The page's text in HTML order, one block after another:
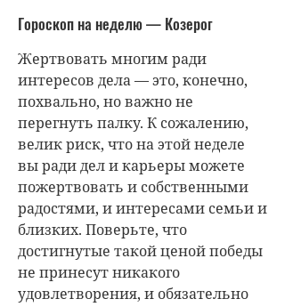
Гороскоп на неделю — Козерог
Жертвовать многим ради
интересов дела — это, конечно,
похвально, но важно не
перегнуть палку. К сожалению,
велик риск, что на этой неделе
вы ради дел и карьеры можете
пожертвовать и собственными
радостями, и интересами семьи и
близких. Поверьте, что
достигнутые такой ценой победы
не принесут никакого
удовлетворения, и обязательно